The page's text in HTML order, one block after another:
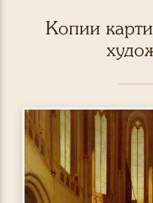
Копии